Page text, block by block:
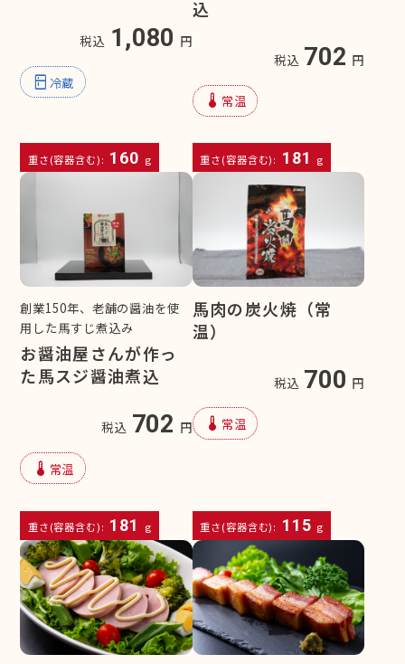
税込 1,080 円
kitchen 冷蔵
重さ(容器含む): 160 g
込
税込 702 円
device_thermostat 常温
重さ(容器含む): 181 g
創業150年、老舗の醤油を使
用した馬すじ煮込み
お醤油屋さんが作っ
た馬スジ醤油煮込
税込 702 円
device_thermostat 常温
重さ(容器含む): 181 g
馬肉の炭火焼（常
温）
税込 700 円
device_thermostat 常温
重さ(容器含む): 115 g